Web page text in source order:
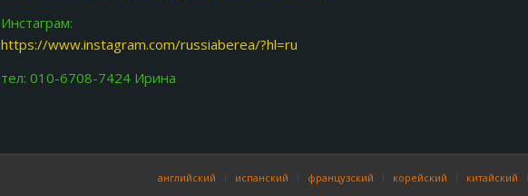
Инстаграм:
https://www.instagram.com/russiaberea/?hl=ru
тел: 010-6708-7424 Ирина
английский испанский французский корейский китайский